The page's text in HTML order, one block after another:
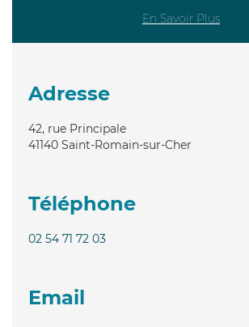
En Savoir Plus
Adresse
42, rue Principale
41140 Saint-Romain-sur-Cher
Téléphone
02 54 71 72 03
Email